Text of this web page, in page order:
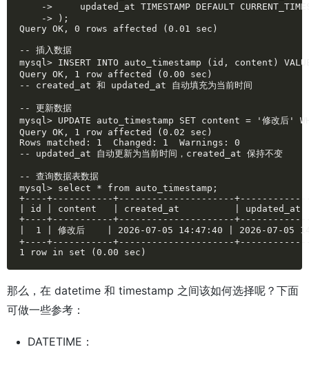
->     updated_at TIMESTAMP DEFAULT
-> );
Query OK, 0 rows affected (0.01 sec)
-- 插入数据
mysql> INSERT INTO auto_timestamp (id, content)
Query OK, 1 row affected (0.00 sec)
-- created_at 和 updated_at 自动填充为当前时间
-- 更新数据
mysql> UPDATE auto_timestamp SET content = '修改后'
Query OK, 1 row affected (0.02 sec)
Rows matched: 1  Changed: 1  Warnings: 0
-- updated_at 自动更新为当前时间，created_at 保持不变
-- 查询数据表数据
mysql> select * from auto_timestamp;
+----+-----------+---------------------
| id | content   | created_at          | updated_at
+----+-----------+---------------------
|  1 | 修改后    | 2026-07-05 14:47:40 | 2026-07-05
+----+-----------+---------------------
1 row in set (0.00 sec)
那么，在 datetime 和 timestamp 之间该如何选择呢？下面
可做一些参考：
DATETIME：